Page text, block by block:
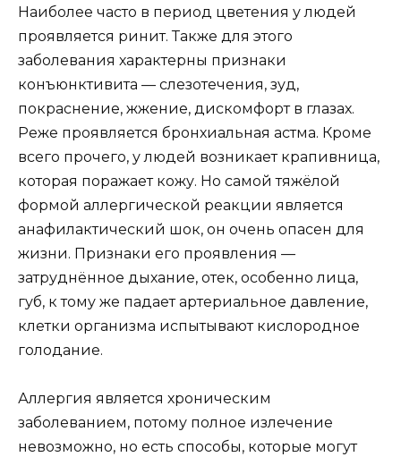
Наиболее часто в период цветения у людей
проявляется ринит. Также для этого
заболевания характерны признаки
конъюнктивита — слезотечения, зуд,
покраснение, жжение, дискомфорт в глазах.
Реже проявляется бронхиальная астма. Кроме
всего прочего, у людей возникает крапивница,
которая поражает кожу. Но самой тяжёлой
формой аллергической реакции является
анафилактический шок, он очень опасен для
жизни. Признаки его проявления —
затруднённое дыхание, отек, особенно лица,
губ, к тому же падает артериальное давление,
клетки организма испытывают кислородное
голодание.
Аллергия является хроническим
заболеванием, потому полное излечение
невозможно, но есть способы, которые могут